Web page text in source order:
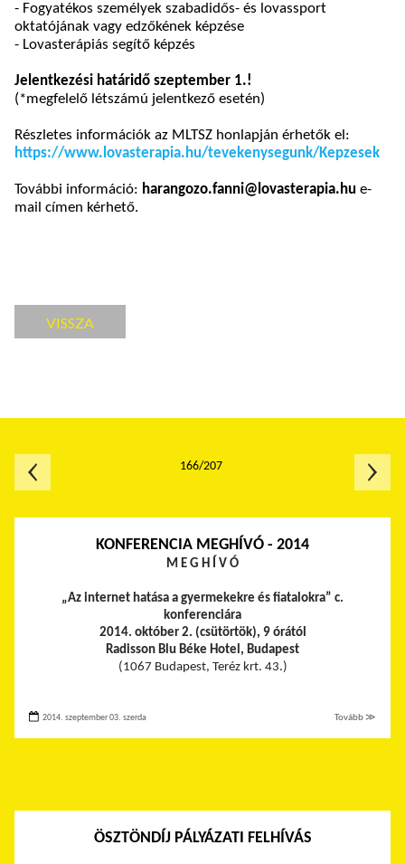
- Fogyatékos személyek szabadidős- és lovassport
oktatójának vagy edzőkének képzése
- Lovasterápiás segítő képzés
Jelentkezési határidő szeptember 1.!
(*megfelelő létszámú jelentkező esetén)
Részletes információk az MLTSZ honlapján érhetők el:
https://www.lovasterapia.hu/tevekenysegunk/Kepzesek
További információ: harangozo.fanni@lovasterapia.hu e-
mail címen kérhető.
VISSZA
KONFERENCIA MEGHÍVÓ - 2014
M E G H Í V Ó
„Az internet hatása a gyermekekre és fiatalokra” c.
konferenciára
2014. október 2. (csütörtök), 9 órától
Radisson Blu Béke Hotel, Budapest
(1067 Budapest, Teréz krt. 43.)
2014. szeptember 03. szerda Tovább ≫
ÖSZTÖNDÍJ PÁLYÁZATI FELHÍVÁS
166/207